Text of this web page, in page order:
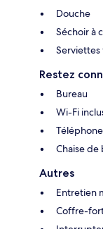
Douche
Séchoir à
Serviettes
Restez
Bureau
Wi-Fi
Téléphone
Chaise de
Autres
Entretien
Coffre-